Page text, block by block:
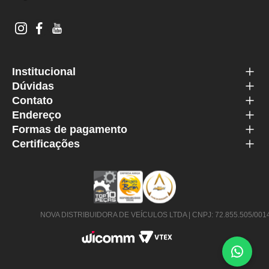
Institucional
Dúvidas
Contato
Endereço
Formas de pagamento
Certificações
NOVA DISTRIBUIDORA DE VEÍCULOS LTDA | CNPJ: 72.855.505/